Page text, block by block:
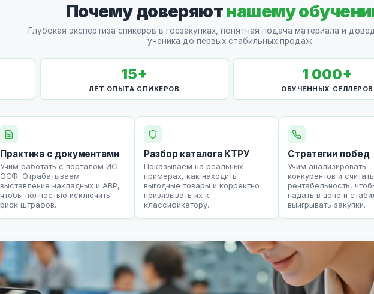
Почему доверяютнашему
Глубокая экспертиза спикеров в госзакупках, понятная подача материала и
ученика до первых стабильных продаж.
15+
ЛЕТ ОПЫТА СПИКЕРОВ
1 000+
ОБУЧЕННЫХ СЕЛЛЕРОВ
Практика с документами
Учим работать с порталом ИС
ЭСФ. Отрабатываем
выставление накладных и АВР,
чтобы полностью исключить
риск штрафов.
Разбор каталога КТРУ
Показываем на реальных
примерах, как находить
выгодные товары и корректно
привязывать их к
классификатору.
Стратегии побед
Учим анализировать
конкурентов и считать
рентабельность,
падать в цене и
выигрывать закупки.